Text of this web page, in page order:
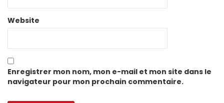
Website
Enregistrer mon nom, mon e-mail et mon site dans le
navigateur pour mon prochain commentaire.